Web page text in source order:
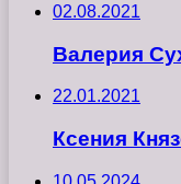
02.08.2021
Валерия
22.01.2021
Ксения